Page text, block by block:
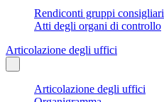
Rendiconti gruppi consigliari
Atti degli organi di controllo
Articolazione degli uffici
Articolazione degli uffici